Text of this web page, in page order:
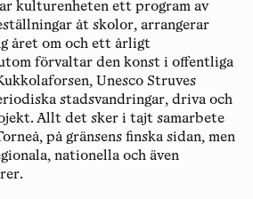
kulturenheten ett program av
åt skolor, arrangerar
året om och ett årligt
förvaltar den konst i offentliga
Unesco Struves
stadsvandringar, driva och
Allt det sker i tajt samarbete
på gränsens finska sidan, men
nationella och även